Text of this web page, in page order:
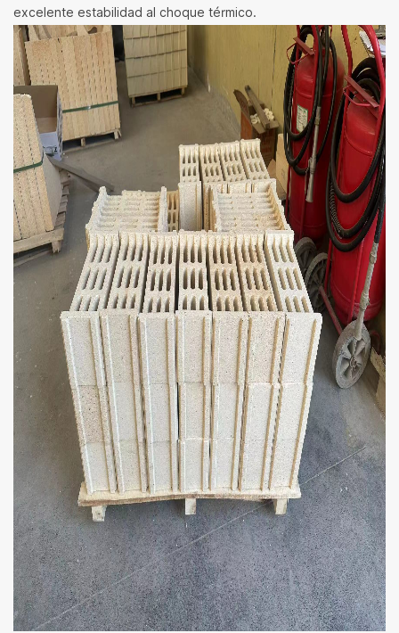
excelente estabilidad al choque térmico.